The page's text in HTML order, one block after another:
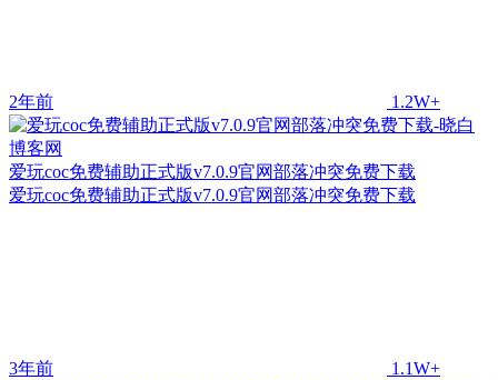
2年前 1.2W+
爱玩coc免费辅助正式版v7.0.9官网部落冲突免费下载
爱玩coc免费辅助正式版v7.0.9官网部落冲突免费下载
3年前 1.1W+